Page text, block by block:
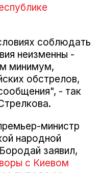
соблюдать
неизменны -
минимум,
обстрелов,
- так
министр
народной
заявил,
с Киевом